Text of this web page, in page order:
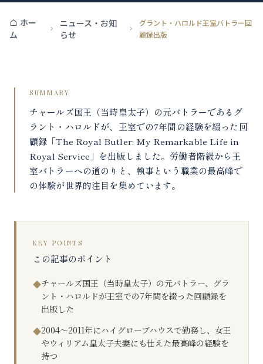
ホー
ム
ニュース・お知
らせ
グラント・ハロルド王室バトラー回
顧録出版
SUMMARY
チャールズ国王（当時皇太子）の元バトラーであるグ
ラント・ハロルドが、王室での7年間の経験を綴った回
顧録「The Royal Butler: My Remarkable Life in
Royal Service」を出版しました。労働者階級から王
室バトラーへの道のりと、執事という職業の最高峰で
の体験が世界的注目を集めています。
KEY POINTS
この記事のポイント
◆チャールズ国王（当時皇太子）の元バトラー、グラ
ント・ハロルドが王室での7年間を綴った回顧録を
出版した
◆2004〜2011年にハイグローブハウスで勤務し、女王
やウィリアム皇太子夫妻にも仕えた最高峰の経験を
持つ